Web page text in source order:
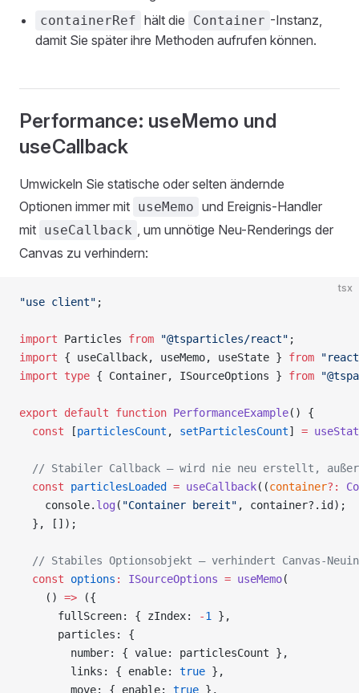
containerRef hält die Container -Instanz,
damit Sie später ihre Methoden aufrufen können.
Performance: useMemo und
useCallback
Umwickeln Sie statische oder selten ändernde
Optionen immer mit useMemo und Ereignis-Handler
mit useCallback
, um unnötige Neu-Renderings der
Canvas zu verhindern:
tsx
"use client" ;
import Particles from "@tsparticles/react" ;
import { useCallback, useMemo, useState } from
import type { Container, ISourceOptions } from
export default function PerformanceExample() {
  const
[particlesCount , setParticlesCount] =
// Stabiler Callback — wird nie neu erstellt,
  const
particlesLoaded = useCallback((container?:
    console.
log ( "Container bereit" , container?.id);
  }, []);
// Stabiles Optionsobjekt — verhindert Canvas-
  const
options : ISourceOptions = useMemo(
    ()
=> ({
      fullScreen: { zIndex:
-1
},
      particles: {
        number: { value: particlesCount },
        links: { enable:
true },
        move: { enable:
true },